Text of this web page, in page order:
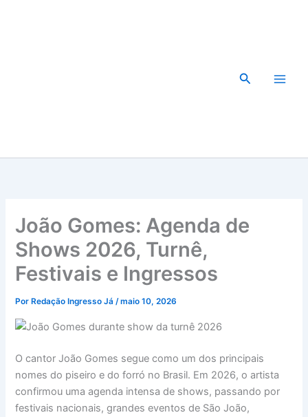
Pesquisar
João Gomes: Agenda de
Shows 2026, Turnê,
Festivais e Ingressos
Por Redação Ingresso Já/maio 10, 2026
O cantor João Gomes segue como um dos principais
nomes do piseiro e do forró no Brasil. Em 2026, o artista
confirmou uma agenda intensa de shows, passando por
festivais nacionais, grandes eventos de São João,